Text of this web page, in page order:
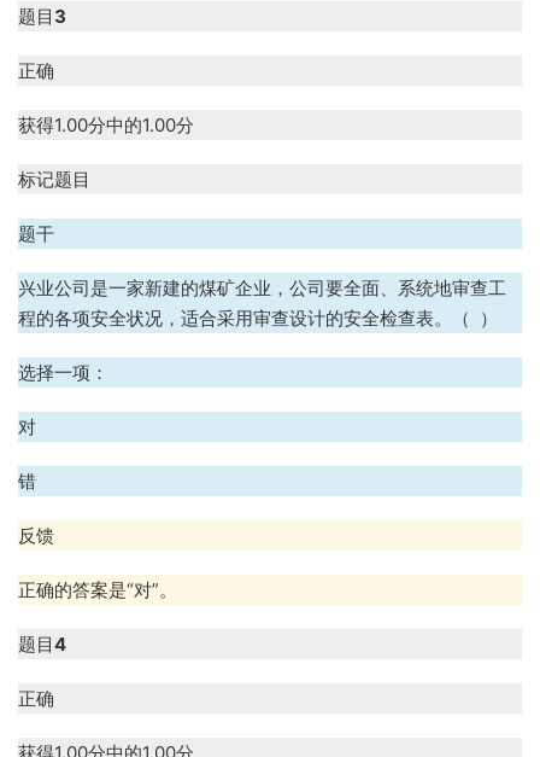
题目 3
正确
获得1.00分中的1.00分
标记题目
题干
兴业公司是一家新建的煤矿企业，公司要全面、系统地审查工
程的各项安全状况，适合采用审查设计的安全检查表。（ ）
选择一项：
对
错
反馈
正确的答案是“对”。
题目4
正确